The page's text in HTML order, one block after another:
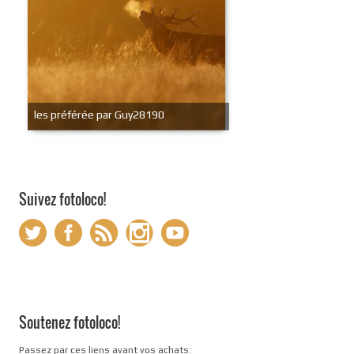
les préférée par Guy28190
Suivez fotoloco!
Soutenez fotoloco!
Passez par ces liens avant vos achats: